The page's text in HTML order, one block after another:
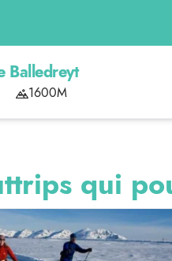
Balledreyt
1600M
qui